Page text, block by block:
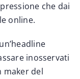
che dai
online.
inosservati
maker del